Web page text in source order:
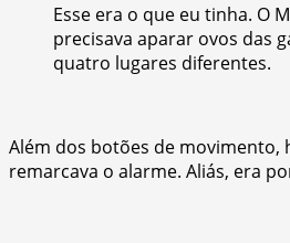
Esse era o que eu tinha. O
precisava aparar ovos das
quatro lugares diferentes.
Além dos botões de movimento,
remarcava o alarme. Aliás, era